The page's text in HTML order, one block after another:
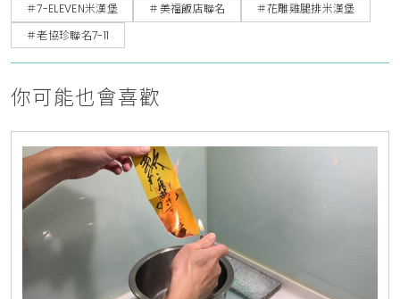
＃7-ELEVEN米漢堡 ＃美福飯店聯名
＃花雕雞腿排米漢堡
＃老協珍聯名7-11
你可能也會喜歡